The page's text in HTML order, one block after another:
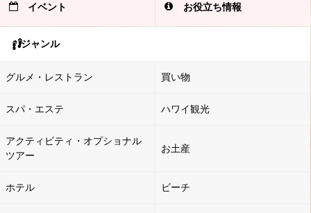
イベント お役立ち情報
ジャンル
グルメ・レストラン 買い物
スパ・エステ ハワイ観光
アクティビティ・オプショナル
ツアー
お土産
ホテル ビーチ